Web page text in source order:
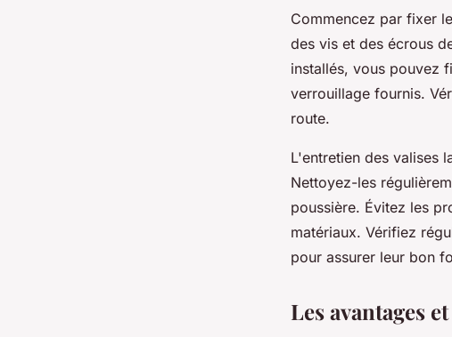
Commencez par fixer
des vis et des écrous
installés, vous pouvez
verrouillage fournis.
route.
L'entretien des valises
Nettoyez-les
poussière. Évitez les
matériaux. Vérifiez
pour assurer leur bon
Les avantages